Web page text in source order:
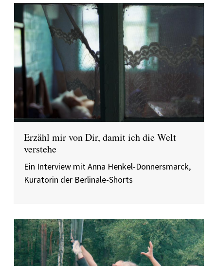
Erzähl mir von Dir, damit ich die Welt
verstehe
Ein Interview mit Anna Henkel-Donnersmarck,
Kuratorin der Berlinale-Shorts